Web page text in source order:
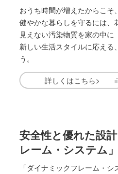
おうち時間が増えたからこ
健やかな暮らしを守るには、
見えない汚染物質を家の中に
新しい生活スタイルに応える
う。
詳しくはこちら>
安全性と優れた設
レーム・システム」
「ダイナミックフレーム・